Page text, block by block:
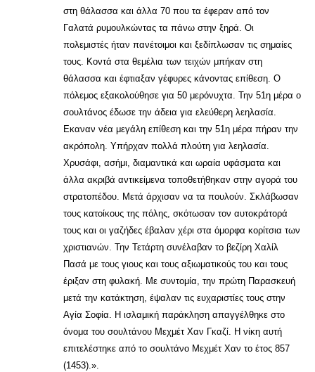
στη θάλασσα και άλλα 70 που τα έφεραν από τον
Γαλατά ρυμουλκώντας τα πάνω στην ξηρά. Οι
πολεμιστές ήταν πανέτοιμοι και ξεδίπλωσαν τις σημαίες
τους. Κοντά στα θεμέλια των τειχών μπήκαν στη
θάλασσα και έφτιαξαν γέφυρες κάνοντας επίθεση. Ο
πόλεμος εξακολούθησε για 50 μερόνυχτα. Την 51η μέρα ο
σουλτάνος έδωσε την άδεια για ελεύθερη λεηλασία.
Εκαναν νέα μεγάλη επίθεση και την 51η μέρα πήραν την
ακρόπολη. Υπήρχαν πολλά πλούτη για λεηλασία.
Χρυσάφι, ασήμι, διαμαντικά και ωραία υφάσματα και
άλλα ακριβά αντικείμενα τοποθετήθηκαν στην αγορά του
στρατοπέδου. Μετά άρχισαν να τα πουλούν. Σκλάβωσαν
τους κατοίκους της πόλης, σκότωσαν τον αυτοκράτορά
τους και οι γαζήδες έβαλαν χέρι στα όμορφα κορίτσια των
χριστιανών. Την Τετάρτη συνέλαβαν το βεζίρη Χαλίλ
Πασά με τους γιους και τους αξιωματικούς του και τους
έριξαν στη φυλακή. Με συντομία, την πρώτη Παρασκευή
μετά την κατάκτηση, έψαλαν τις ευχαριστίες τους στην
Αγία Σοφία. Η ισλαμική παράκληση απαγγέλθηκε στο
όνομα του σουλτάνου Μεχμέτ Χαν Γκαζί. Η νίκη αυτή
επιτελέστηκε από το σουλτάνο Μεχμέτ Χαν το έτος 857
(1453).».